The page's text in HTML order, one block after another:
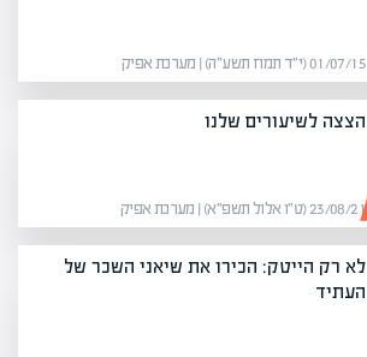
01/07/15 (י״ד תמוז תשע״ה) | מערכת אפיק
הצצה לשיעורים שלנו
23/08/21 (ט״ו אלול תשפ״א) | מערכת אפיק
לא רק הייטק: הכירו את שיאני השכר של
העתיד